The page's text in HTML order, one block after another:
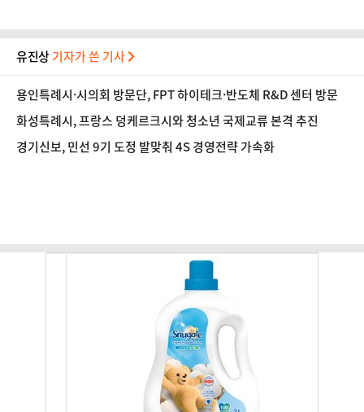
유진상기자가 쓴 기사
용인특례시·시의회 방문단, FPT 하이테크·반도체 R&D 센터 방문
화성특례시, 프랑스 덩케르크시와 청소년 국제교류 본격 추진
경기신보, 민선 9기 도정 발맞춰 4S 경영전략 가속화